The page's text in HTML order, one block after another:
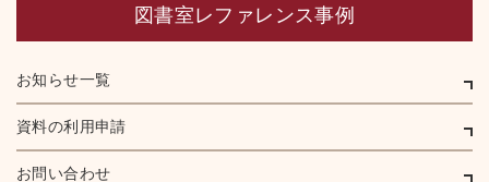
図書室レファレンス事例
お知らせ一覧
資料の利用申請
お問い合わせ